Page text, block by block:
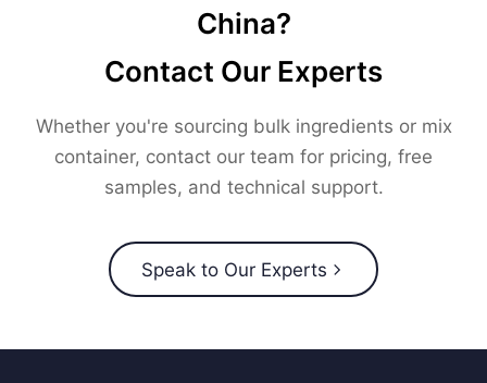
China?
Contact Our Experts
Whether you're sourcing bulk ingredients or mix
container, contact our team for pricing, free
samples, and technical support.
Speak to Our Experts